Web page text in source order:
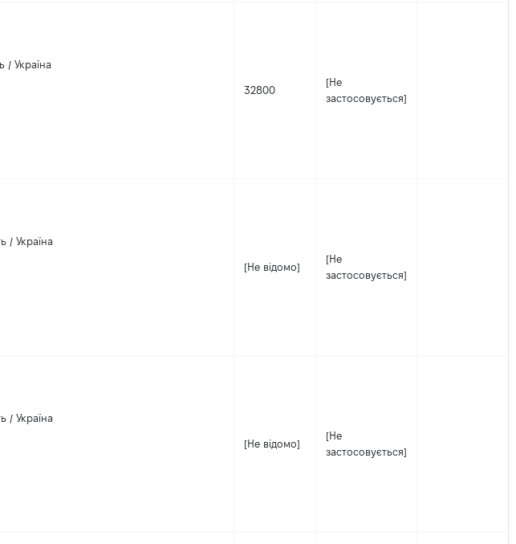
/ Україна
32800
[Не
застосовується]
/ Україна
[Не відомо]
[Не
застосовується]
/ Україна
[Не відомо]
[Не
застосовується]